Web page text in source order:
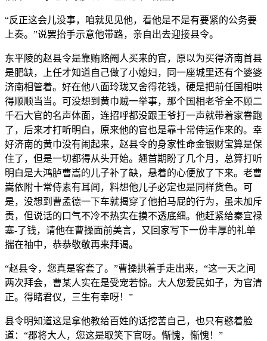
“反正这会儿没事，咱就见见他，看他是不是有要紧的公务要
上奏。”说罢抬手示意他带路，亲自出去迎接县令。
东平陵的赵县令是靠贿赂阉人买来的官，原以为买得济南首县
是肥缺，上任才知道自己做了小媳妇，同一座城里还有个婆婆
济南相管着。好在他八面玲珑又舍得花钱，硬是把前任国相哄
得顺顺当当。可没想到黄巾贼一举事，那个国相老爷全不顾二
千石大官的名声体面，连招呼都没跟王爷打一声就带着家眷跑
了，后来才打听明白，原来他的官也是靠十常侍运作来的。幸
好济南的黄巾没有闹起来，赵县令的身家性命金银财宝算是保
住了，但是一切都得从头开始。翘首期盼了几个月，总算打听
明白是大鸿胪曹嵩的儿子补了缺，悬着的心便放了下来。老曹
嵩依附十常侍素有耳闻，料想他儿子必定也是同样货色。可
是，没想到曹孟德一下车就揭穿了他拍马屁的行为，虽未加斥
责，但说话的口气不冷不热实在摸不透底细。他赶紧给秦宜禄
塞-了钱，请他在曹操面前美言，又回家写下一份丰厚的礼单
揣在袖中，恭恭敬敬再来拜谒。
“赵县令，您真是客套了。”曹操拱着手走出来，“这一天之间
两次拜会，曹某人实在是受宠若惊。大人您爱民如子，为官清
正。得睹君仪，三生有幸呀！”
县令明知道这是拿他教给百姓的话挖苦自己，也只有憨着脸
道：“郡将大人，您这是取笑下官呀。惭愧，惭愧！”